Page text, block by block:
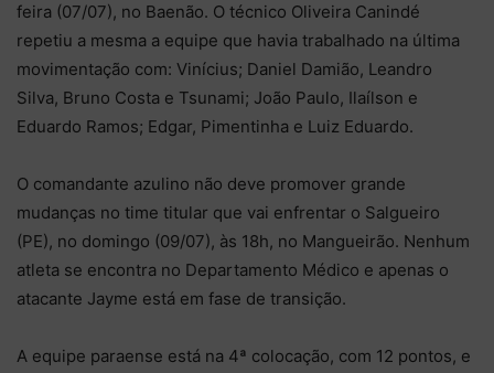
feira (07/07), no Baenão. O técnico Oliveira Canindé
repetiu a mesma a equipe que havia trabalhado na última
movimentação com: Vinícius; Daniel Damião, Leandro
Silva, Bruno Costa e Tsunami; João Paulo, Ilaílson e
Eduardo Ramos; Edgar, Pimentinha e Luiz Eduardo.
O comandante azulino não deve promover grande
mudanças no time titular que vai enfrentar o Salgueiro
(PE), no domingo (09/07), às 18h, no Mangueirão. Nenhum
atleta se encontra no Departamento Médico e apenas o
atacante Jayme está em fase de transição.
A equipe paraense está na 4ª colocação, com 12 pontos, e